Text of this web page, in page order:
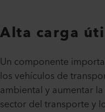
Alta carga
Un componente
los vehículos de
ambiental y aumentar
sector del transporte y